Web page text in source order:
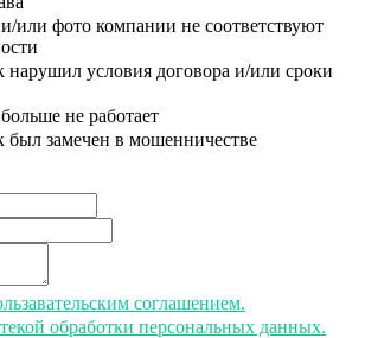
или фото компании не соответствуют
нарушил условия договора и/или сроки
не работает
был замечен в мошенничестве
соглашением.
обработки персональных данных.